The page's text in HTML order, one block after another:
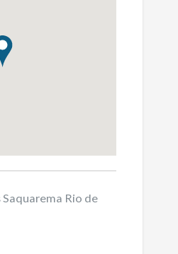
Saquarema Rio de